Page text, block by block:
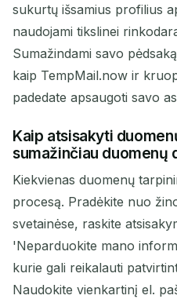
sukurtų išsamius profilius
naudojami tikslinei
Sumažindami savo
kaip TempMail.now ir
padedate apsaugoti savo
Kaip atsisakyti
sumažinčiau duomenų
Kiekvienas duomenų
procesą. Pradėkite nuo
svetainėse, raskite
'Neparduokite mano
kurie gali reikalauti
Naudokite vienkartinį el.